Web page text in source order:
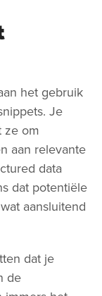
het gebruik
Je
ze om
aan relevante
data
dat potentiële
aansluitend
dat je
de